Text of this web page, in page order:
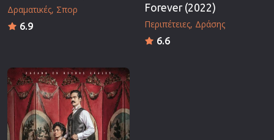
Δραματικές Σπορ
6.9
Forever (2022)
Περιπέτειες Δράσης
6.6